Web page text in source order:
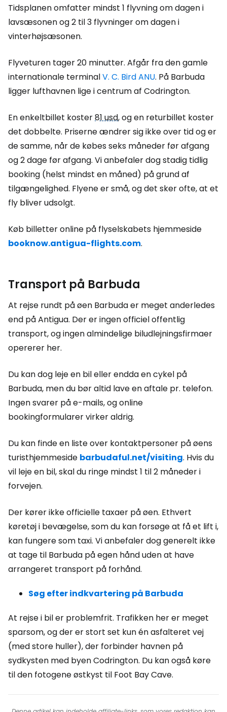
Tidsplanen omfatter mindst 1 flyvning om dagen i
lavsæsonen og 2 til 3 flyvninger om dagen i
vinterhøjsæsonen.
Flyveturen tager 20 minutter. Afgår fra den gamle
internationale terminalV. C. Bird ANU. På Barbuda
ligger lufthavnen lige i centrum af Codrington.
En enkeltbillet koster81 usd, og en returbillet koster
det dobbelte. Priserne ændrer sig ikke over tid og er
de samme, når de købes seks måneder før afgang
og 2 dage før afgang. Vi anbefaler dog stadig tidlig
booking (helst mindst en måned) på grund af
tilgængelighed. Flyene er små, og det sker ofte, at et
fly bliver udsolgt.
Køb billetter online på flyselskabets hjemmeside
booknow.antigua-flights.com.
Transport på Barbuda
At rejse rundt på øen Barbuda er meget anderledes
end på Antigua. Der er ingen officiel offentlig
transport, og ingen almindelige biludlejningsfirmaer
opererer her.
Du kan dog leje en bil eller endda en cykel på
Barbuda, men du bør altid lave en aftale pr. telefon.
Ingen svarer på e-mails, og online
bookingformularer virker aldrig.
Du kan finde en liste over kontaktpersoner på øens
turisthjemmeside barbudaful.net/visiting. Hvis du
vil leje en bil, skal du ringe mindst 1 til 2 måneder i
forvejen.
Der kører ikke officielle taxaer på øen. Ethvert
køretøj i bevægelse, som du kan forsøge at få et lift i,
kan fungere som taxi. Vi anbefaler dog generelt ikke
at tage til Barbuda på egen hånd uden at have
arrangeret transport på forhånd.
Søg efter indkvartering på Barbuda
At rejse i bil er problemfrit. Trafikken her er meget
sparsom, og der er stort set kun én asfalteret vej
(med store huller), der forbinder havnen på
sydkysten med byen Codrington. Du kan også køre
til den fotogene østkyst til Foot Bay Cave.